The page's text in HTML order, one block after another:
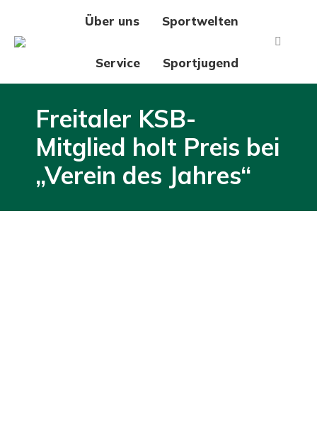
Über uns Sportwelten
Service Sportjugend
Search:
Freitaler KSB-
Mitglied holt Preis bei
„Verein des Jahres“